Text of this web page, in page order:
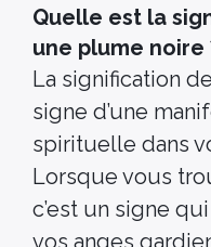
Quelle est la
une plume noire
La signification
signe d’une
spirituelle dans
Lorsque vous
c’est un signe
vos anges